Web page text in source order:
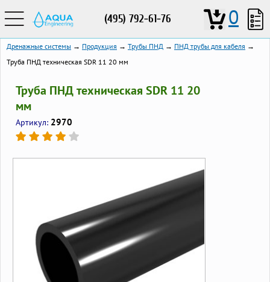
(495) 792-61-76 0
Дренажные системы → Продукция → Трубы ПНД → ПНД трубы для кабеля →
Труба ПНД техническая SDR 11 20 мм
Труба ПНД техническая SDR 11 20
мм
Артикул: 2970